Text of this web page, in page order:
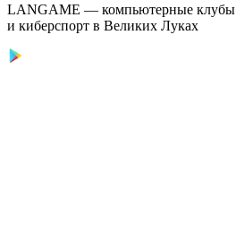
LANGAME — компьютерные клубы
и киберспорт в Великих Луках